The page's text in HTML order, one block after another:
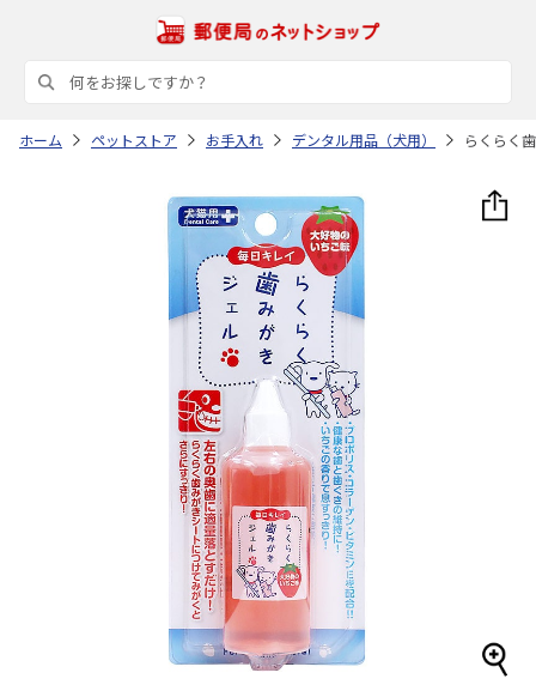
ホーム ペットストア お手入れ デンタル用品（犬用） らくらく